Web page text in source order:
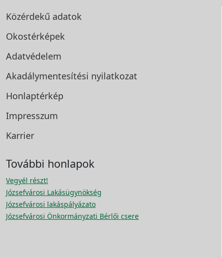
Közérdekű adatok
Okostérképek
Adatvédelem
Akadálymentesítési nyilatkozat
Honlaptérkép
Impresszum
Karrier
További honlapok
Vegyél részt!
Józsefvárosi Lakásügynökség
Józsefvárosi lakáspályázato
Józsefvárosi Önkormányzati Bérlői csere